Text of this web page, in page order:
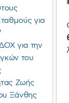
για
για την
του
Ζωής
Ξάνθης